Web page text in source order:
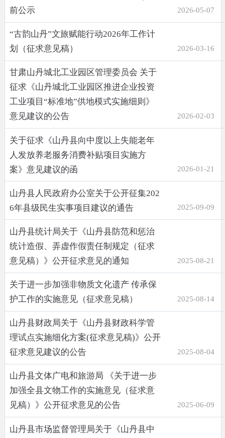
前公示
2026-05-07
“古韵山丹”文旅赋能行动2026年工作计
划（征求意见稿）
2026-03-16
甘肃山丹城北工业园区管理委员会 关于
征求《山丹城北工业园区推进企业投资
工业项目“标准地”供地模式实施细则》
意见建议的公告
2026-02-03
关于征求《山丹县向中度以上失能老年
人发放养老服务消费补贴项目实施方
案》意见建议的函
2026-01-21
山丹县人民政府办公室关于公开征集202
6年县级民生实事项目建议的通告
2025-09-09
山丹县统计局关于《山丹县防范和惩治
统计造假、弄虚作假责任制规定（征求
意见稿）》公开征求意见的通知
2025-08-21
关于进一步加强非物质文化遗产 传承保
护工作的实施意见（征求意见稿）
2025-08-14
山丹县财政局关于《山丹县财政科学管
理试点实施细化方案(征求意见稿)》公开
征求意见建议的公告
2025-08-04
山丹县文体广电和旅游局 《关于进一步
加强全县文物工作的实施意见（征求意
见稿）》公开征求意见的公告
2025-06-09
山丹县市场监督管理局关于《山丹县中